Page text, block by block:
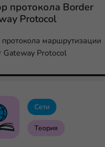
протокола Border
Protocol
маршрутизации
Gateway Protocol
Сети
Теория